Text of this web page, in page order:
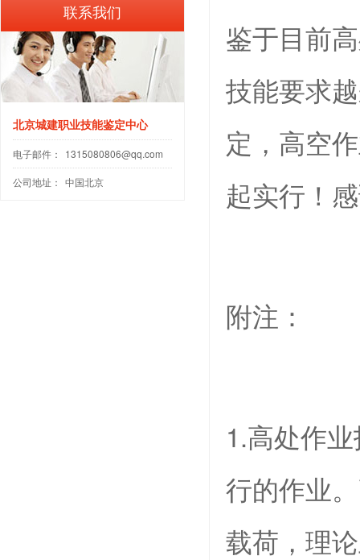
鉴于目前
技能要求
定，高空
起实行！
附注：
1.高处作
行的作业
载荷，理
联系我们
北京城建职业技能鉴定中心
电子邮件： 1315080806@qq.com
公司地址： 中国北京